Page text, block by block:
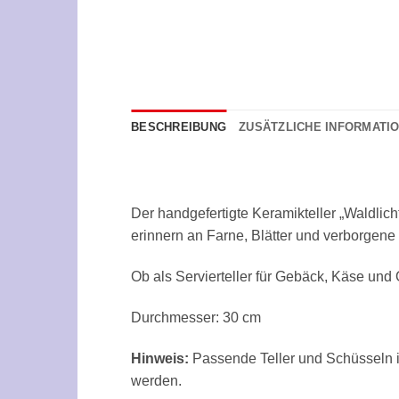
BESCHREIBUNG ZUSÄTZLICHE
Der handgefertigte Keramikteller
erinnern an Farne, Blätter und
Ob als Servierteller für Gebäck, Käse
Durchmesser: 30 cm
Hinweis: Passende Teller und
werden.